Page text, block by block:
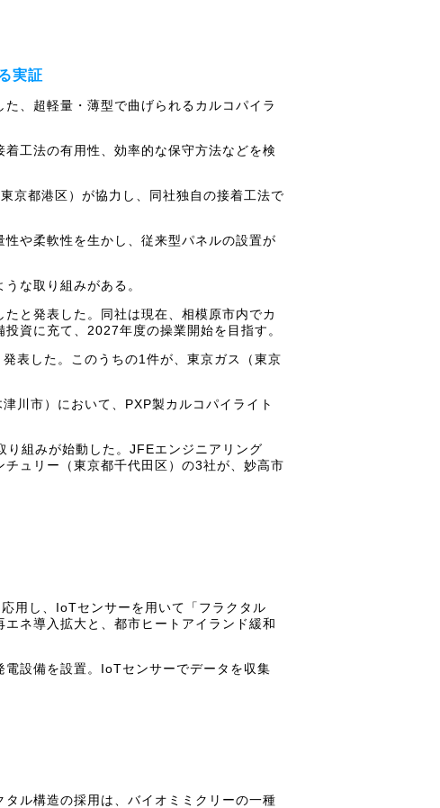
実証
、超軽量・薄型で曲げられるカルコパイラ
工法の有用性、効率的な保守方法などを検
京都港区）が協力し、同社独自の接着工法で
や柔軟性を生かし、従来型パネルの設置が
な取り組みがある。
と発表した。同社は現在、相模原市内でカ
資に充て、2027年度の操業開始を目指す。
表した。このうちの1件が、東京ガス（東京
川市）において、PXP製カルコパイライト
り組みが始動した。JFEエンジニアリング
ュリー（東京都千代田区）の3社が、妙高市
用し、IoTセンサーを用いて「フラクタル
ネ導入拡大と、都市ヒートアイランド緩和
設備を設置。IoTセンサーでデータを収集
ル構造の採用は、バイオミミクリーの一種